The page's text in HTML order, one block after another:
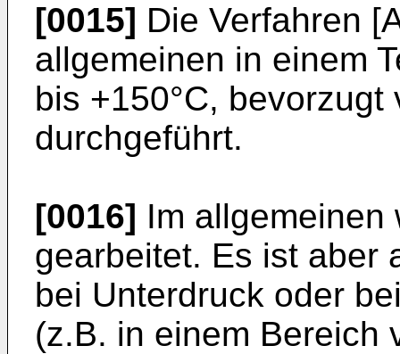
[0015] Die Verfahren
allgemeinen in einem
bis +150°C, bevorzugt
durchgeführt.
[0016] Im allgemeinen
gearbeitet. Es ist aber
bei Unterdruck oder
(z.B. in einem Bereich